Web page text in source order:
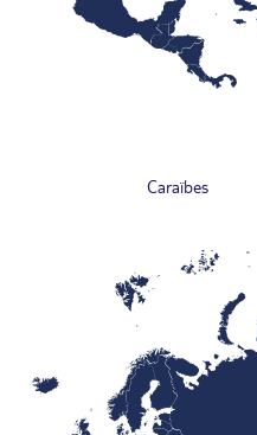
Caraïbes